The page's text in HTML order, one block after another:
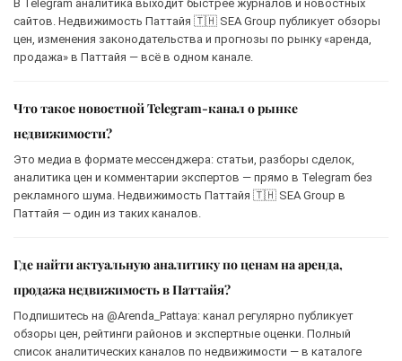
В Telegram аналитика выходит быстрее журналов и новостных
сайтов. Недвижимость Паттайя 🇹🇭 SEA Group публикует обзоры
цен, изменения законодательства и прогнозы по рынку «аренда,
продажа» в Паттайя — всё в одном канале.
Что такое новостной Telegram-канал о рынке
недвижимости?
Это медиа в формате мессенджера: статьи, разборы сделок,
аналитика цен и комментарии экспертов — прямо в Telegram без
рекламного шума. Недвижимость Паттайя 🇹🇭 SEA Group в
Паттайя — один из таких каналов.
Где найти актуальную аналитику по ценам на аренда,
продажа недвижимость в Паттайя?
Подпишитесь на @Arenda_Pattaya: канал регулярно публикует
обзоры цен, рейтинги районов и экспертные оценки. Полный
список аналитических каналов по недвижимости — в каталоге